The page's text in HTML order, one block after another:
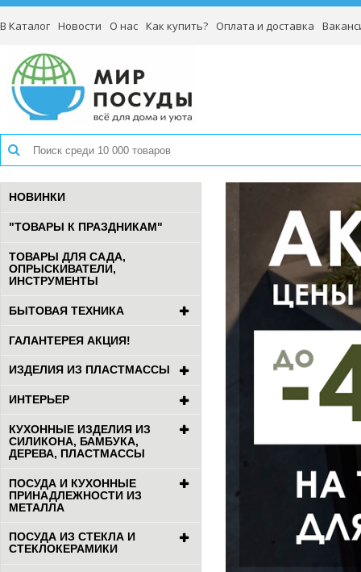
В Каталог Новости О нас Как купить? Оплата и доставка
НОВИНКИ
"ТОВАРЫ К ПРАЗДНИКАМ"
ТОВАРЫ ДЛЯ САДА,
ОПРЫСКИВАТЕЛИ,
ИНСТРУМЕНТЫ
БЫТОВАЯ ТЕХНИКА
ГАЛАНТЕРЕЯ АКЦИЯ!
ИЗДЕЛИЯ ИЗ ПЛАСТМАССЫ
ИНТЕРЬЕР
КУХОННЫЕ ИЗДЕЛИЯ ИЗ
СИЛИКОНА, БАМБУКА,
ДЕРЕВА, ПЛАСТМАССЫ
ПОСУДА И КУХОННЫЕ
ПРИНАДЛЕЖНОСТИ ИЗ
МЕТАЛЛА
ПОСУДА ИЗ СТЕКЛА И
СТЕКЛОКЕРАМИКИ